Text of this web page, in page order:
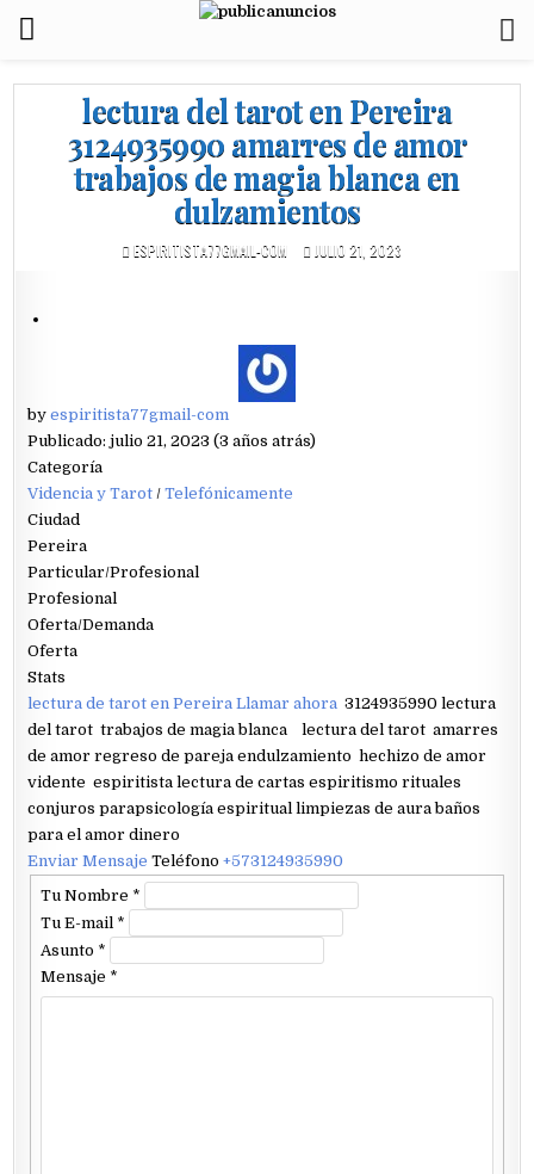
lectura del tarot en Pereira
3124935990 amarres de amor
trabajos de magia blanca en
dulzamientos
ESPIRITISTA77GMAIL-COM JULIO 21, 2023
byespiritista77gmail-com
Publicado: julio 21, 2023 (3 años atrás)
Categoría
Videncia y Tarot /Telefónicamente
Ciudad
Pereira
Particular/Profesional
Profesional
Oferta/Demanda
Oferta
Stats
lectura de tarot en Pereira Llamar ahora 3124935990 lectura
del tarot trabajos de magia blanca lectura del tarot amarres
de amor regreso de pareja endulzamiento hechizo de amor
vidente espiritista lectura de cartas espiritismo rituales
conjuros parapsicología espiritual limpiezas de aura baños
para el amor dinero
Enviar MensajeTeléfono+573124935990
Tu Nombre *
Tu E-mail *
Asunto *
Mensaje *